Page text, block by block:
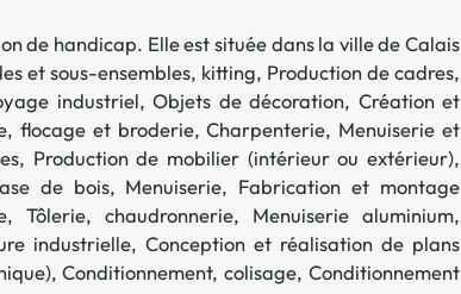
de handicap. Elle est située dans la ville deCalais
et sous-ensembles, kitting, Production de cadres,
industriel, Objets de décoration, Création et
flocage et broderie,Charpenterie, Menuiserie et
, Production de mobilier (intérieur ou extérieur),
de bois, Menuiserie, Fabrication et montage
, Tôlerie, chaudronnerie, Menuiserie aluminium,
industrielle, Conception et réalisation de plans
,Conditionnement, colisage,Conditionnement